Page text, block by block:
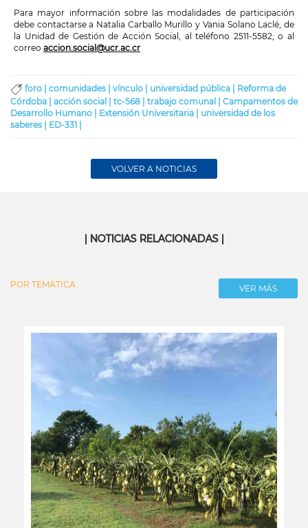
Para mayor información sobre las modalidades de participación
debe contactarse a Natalia Carballo Murillo y Vania Solano Laclé, de
la Unidad de Gestión de Acción Social, al teléfono 2511-5582; o al
correo accion.social@ucr.ac.cr
foro | comunidades | vínculo | universidad pública | Reforma de
Córdoba | acción social | tc-568 | trabajo comunal | Campamentos de
Desarrollo Humano | Extensión Universitaria | universidad de los
saberes | ED-331 |
VOLVER A NOTICIAS
| NOTICIAS RELACIONADAS |
POR TEMÁTICA VER MÁS